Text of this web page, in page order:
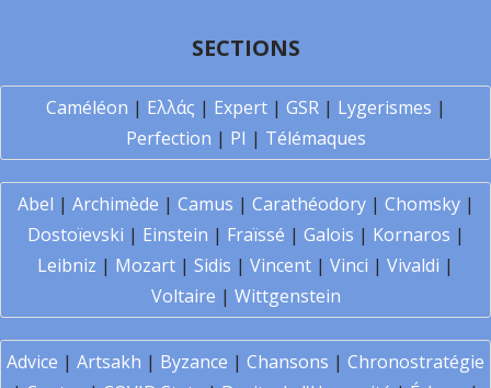
SECTIONS
Caméléon | Ελλάς | Expert| GSR| Lygerismes |
Perfection | PI | Télémaques
Abel | Archimède | Camus | Carathéodory| Chomsky|
Dostoïevski | Einstein | Fraïssé | Galois | Kornaros |
Leibniz | Mozart | Sidis | Vincent | Vinci | Vivaldi |
Voltaire | Wittgenstein
Advice | Artsakh | Byzance | Chansons | Chronostratégie